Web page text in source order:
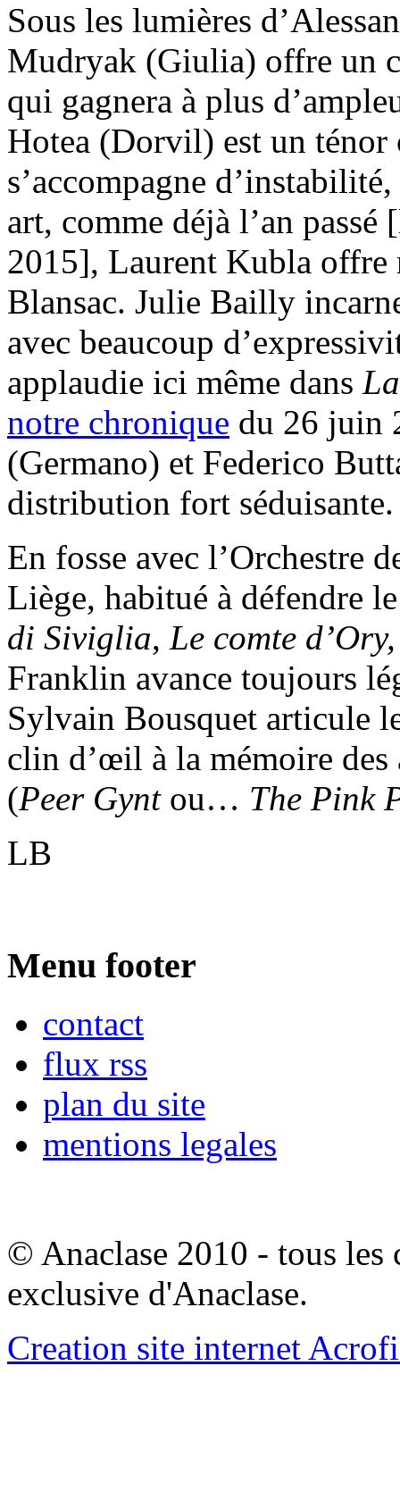
Sous les lumières
Mudryak (Giulia) offre un
qui gagnera à plus
Hotea (Dorvil) est un ténor
s’accompagne
art, comme déjà l’an
2015], Laurent Kubla offre
Blansac. Julie Bailly
avec beaucoup
applaudie ici même dans
notre chronique du 26 juin
(Germano) et Federico
distribution fort séduisante.
En fosse avec l’Orchestre
Liège, habitué à défendre
di Siviglia, Le comte
Franklin avance toujours
Sylvain Bousquet articule
clin d’œil à la mémoire des
(Peer Gyntou… The Pink
LB
Menu footer
contact
flux rss
plan du site
mentions legales
© Anaclase 2010 - tous les
exclusive d'Anaclase.
Creation site internet